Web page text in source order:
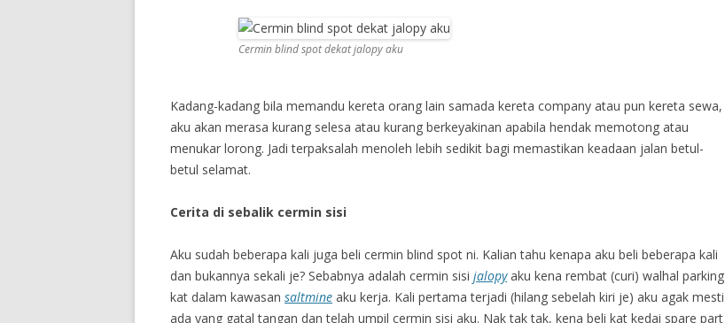
Cermin blind spot dekat jalopy aku
Kadang-kadang bila memandu kereta orang lain samada kereta company atau pun kereta sewa,
aku akan merasa kurang selesa atau kurang berkeyakinan apabila hendak memotong atau
menukar lorong. Jadi terpaksalah menoleh lebih sedikit bagi memastikan keadaan jalan betul-
betul selamat.
Cerita di sebalik cermin sisi
Aku sudah beberapa kali juga beli cermin blind spot ni. Kalian tahu kenapa aku beli beberapa kali
dan bukannya sekali je? Sebabnya adalah cermin sisi jalopyaku kena rembat (curi) walhal parking
kat dalam kawasan saltmine aku kerja. Kali pertama terjadi (hilang sebelah kiri je) aku agak mesti
ada yang gatal tangan dan telah umpil cermin sisi aku. Nak tak tak, kena beli kat kedai spare part